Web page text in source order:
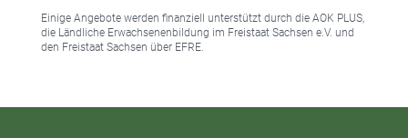
Einige Angebote werden finanziell unterstützt durch die AOK PLUS,
die Ländliche Erwachsenenbildung im Freistaat Sachsen e.V. und
den Freistaat Sachsen über EFRE.